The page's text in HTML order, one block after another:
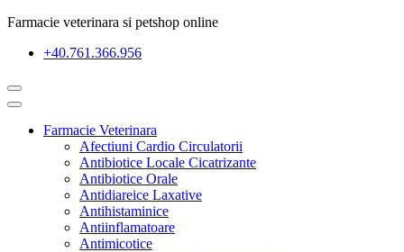
Farmacie veterinara si petshop online
+40.761.366.956
Farmacie Veterinara
Afectiuni Cardio Circulatorii
Antibiotice Locale Cicatrizante
Antibiotice Orale
Antidiareice Laxative
Antihistaminice
Antiinflamatoare
Antimicotice